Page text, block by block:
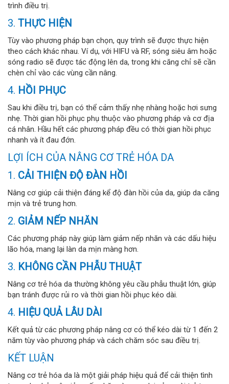
trình điều trị.
3. THỰC HIỆN
Tùy vào phương pháp bạn chọn, quy trình sẽ được thực hiện
theo cách khác nhau. Ví dụ, với HIFU và RF, sóng siêu âm hoặc
sóng radio sẽ được tác động lên da, trong khi căng chỉ sẽ cần
chèn chỉ vào các vùng cần nâng.
4. HỒI PHỤC
Sau khi điều trị, bạn có thể cảm thấy nhẹ nhàng hoặc hơi sưng
nhẹ. Thời gian hồi phục phụ thuộc vào phương pháp và cơ địa
cá nhân. Hầu hết các phương pháp đều có thời gian hồi phục
nhanh và ít đau đớn.
LỢI ÍCH CỦA NÂNG CƠ TRẺ HÓA DA
1. CẢI THIỆN ĐỘ ĐÀN HỒI
Nâng cơ giúp cải thiện đáng kể độ đàn hồi của da, giúp da căng
mịn và trẻ trung hơn.
2. GIẢM NẾP NHĂN
Các phương pháp này giúp làm giảm nếp nhăn và các dấu hiệu
lão hóa, mang lại làn da mịn màng hơn.
3. KHÔNG CẦN PHẪU THUẬT
Nâng cơ trẻ hóa da thường không yêu cầu phẫu thuật lớn, giúp
bạn tránh được rủi ro và thời gian hồi phục kéo dài.
4. HIỆU QUẢ LÂU DÀI
Kết quả từ các phương pháp nâng cơ có thể kéo dài từ 1 đến 2
năm tùy vào phương pháp và cách chăm sóc sau điều trị.
KẾT LUẬN
Nâng cơ trẻ hóa da là một giải pháp hiệu quả để cải thiện tình